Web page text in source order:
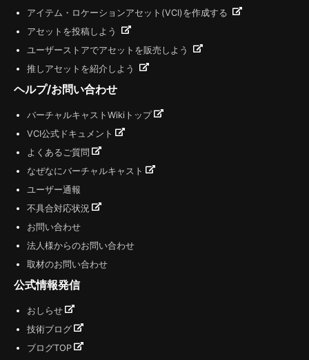
アイテム・ロケーションアセット(VCI)を作成する
アセットを投稿しよう
ユーザーストアでアセットを販売しよう
推しアセットを紹介しよう
ヘルプ/お問い合わせ
バーチャルキャストWikiトップ
VCI公式ドキュメント
よくあるご質問
なぜなにバーチャルキャスト
ユーザー通報
不具合対応状況
お問い合わせ
法人様からのお問い合わせ
取材のお問い合わせ
公式情報発信
おしらせ
技術ブログ
ブログTOP